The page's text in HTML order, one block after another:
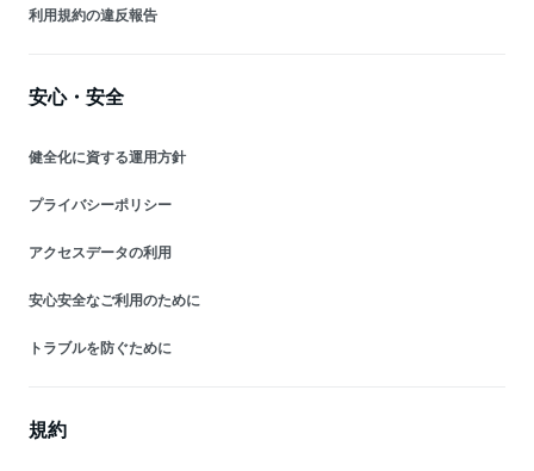
利用規約の違反報告
安心・安全
健全化に資する運用方針
プライバシーポリシー
アクセスデータの利用
安心安全なご利用のために
トラブルを防ぐために
規約